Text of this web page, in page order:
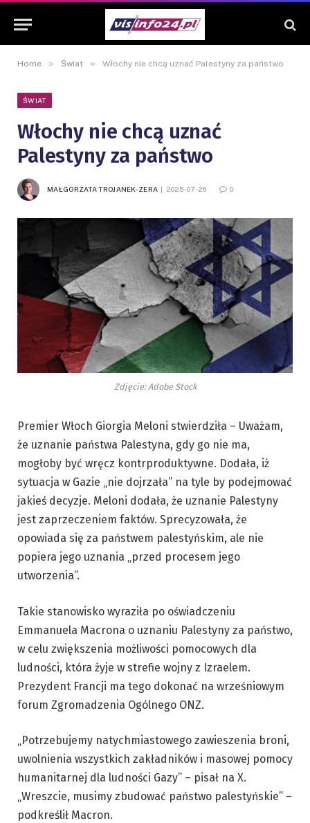
Home » Świat » Włochy nie chcą uznać Palestyny za państwo
ŚWIAT
Włochy nie chcą uznać
Palestyny za państwo
MAŁGORZATA TROJANEK-ZERA 2025-07-26 0
Zdjęcie: Adobe Stock
Premier Włoch Giorgia Meloni stwierdziła – Uważam,
że uznanie państwa Palestyna, gdy go nie ma,
mogłoby być wręcz kontrproduktywne. Dodała, iż
sytuacja w Gazie „nie dojrzała” na tyle by podejmować
jakieś decyzje. Meloni dodała, że uznanie Palestyny
jest zaprzeczeniem faktów. Sprecyzowała, że
opowiada się za państwem palestyńskim, ale nie
popiera jego uznania „przed procesem jego
utworzenia”.
Takie stanowisko wyraziła po oświadczeniu
Emmanuela Macrona o uznaniu Palestyny za państwo,
w celu zwiększenia możliwości pomocowych dla
ludności, która żyje w strefie wojny z Izraelem.
Prezydent Francji ma tego dokonać na wrześniowym
forum Zgromadzenia Ogólnego ONZ.
„Potrzebujemy natychmiastowego zawieszenia broni,
uwolnienia wszystkich zakładników i masowej pomocy
humanitarnej dla ludności Gazy” – pisał na X.
„Wreszcie, musimy zbudować państwo palestyńskie” –
podkreślił Macron.